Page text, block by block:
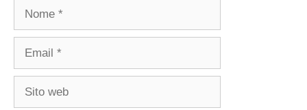
Nome
Email
Sito